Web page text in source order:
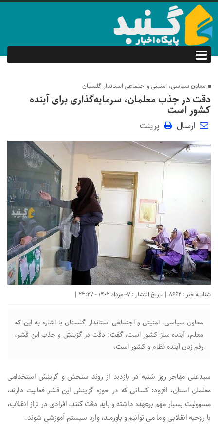
معاون سیاسی، امنیتی و اجتماعی استاندار گلستان
دقت در جذب معلمان، سرمایه‌گذاری برای آینده
کشور است
ارسال پرینت
شناسه خبر : 8662 | تاریخ انتشار : 07 مرداد 1402 - 23:27 |
معاون سیاسی، امنیتی و اجتماعی استاندار گلستان با اشاره به این که
معلم، آینده ساز کشور است، گفت: دقت در گزینش و جذب این قشر،
رقم زدن آینده نظام و کشور است.
سیدعلی مهاجر روز شنبه در بازدید از روند سنجش و گزینش استخدامی
معلمان استان، افزود: کسانی که در حوزه گزینش این قشر فعالیت دارند،
مسوولیت بسبار مهم برعهده داشته و باید دقت کنند، افرادی در تراز انقلاب،
با روحیه انقلابی و ما می توانیم و باورمند، وارد سیستم آموزشی شوند.